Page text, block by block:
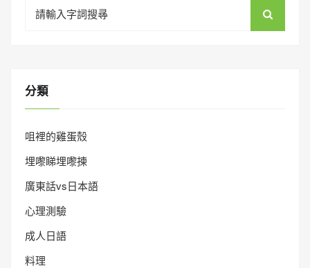
for:
分類
咀裡的雞蛋殼
埋嚟睇埋嚟揀
廣東話vs日本語
心理測驗
成人日語
料理